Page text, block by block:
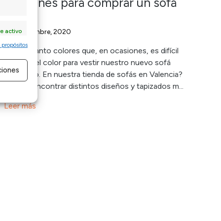
activo
propósitos
24 septiembre, 2020
Existen tanto colores que, en ocasiones, es difícil
escoger el color para vestir nuestro nuevo sofá
esquinero. En nuestra tienda de sofás en Valencia?️
puedes encontrar distintos diseños y tapizados m...
Leer más